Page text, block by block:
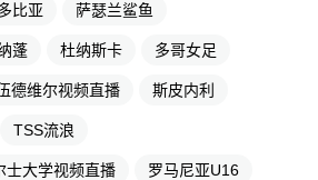
比亚 萨瑟兰鲨鱼
蓬 杜纳斯卡 多哥女足
德维尔视频直播 斯皮内利
TSS流浪
士大学视频直播 罗马尼亚U16